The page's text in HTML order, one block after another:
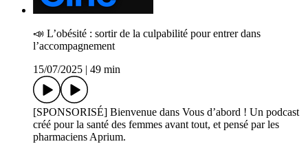
📣 L’obésité : sortir de la culpabilité pour entrer dans
l’accompagnement
15/07/2025
49 min
[SPONSORISÉ] Bienvenue dans Vous d’abord ! Un podcast
créé pour la santé des femmes avant tout, et pensé par les
pharmaciens Aprium.